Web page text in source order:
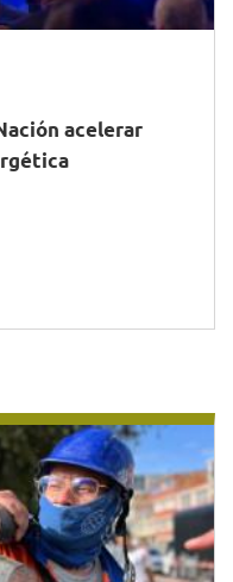
acelerar